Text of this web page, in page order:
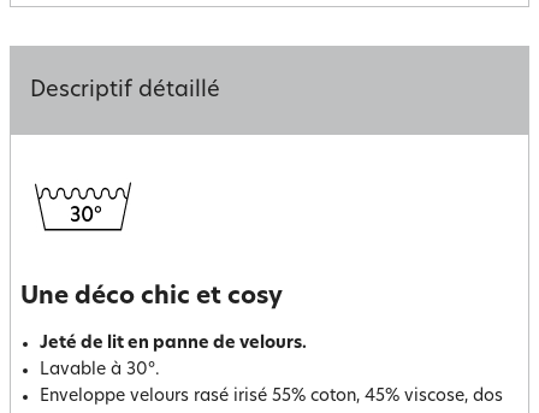
Descriptif détaillé
Une déco chic et cosy
Jeté de lit en panne de velours.
Lavable à 30°.
Enveloppe velours rasé irisé 55% coton, 45% viscose, dos